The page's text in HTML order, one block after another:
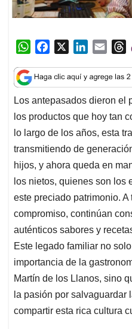
W
a
t
s
A
p
p
c
e
b
o
o
k
n
k
e
d
I
n
a
i
l
T
r
e
a
d
s
Los antepasados dieron el
los productos que hoy tan
lo largo de los años, esta
transmitiendo de
hijos, y ahora queda en
los nietos, quienes son los
este preciado patrimonio.
compromiso, continúan
auténticos sabores y
Este legado familiar no
importancia de la
Martín de los Llanos, sino
la pasión por salvaguardar
compartir esta rica cultura